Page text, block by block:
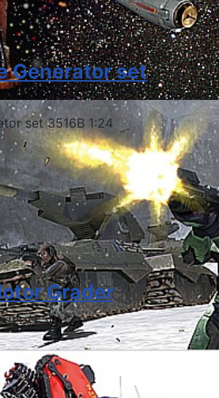
Generator set
set 3516B 1:24
Grader
(1:50)